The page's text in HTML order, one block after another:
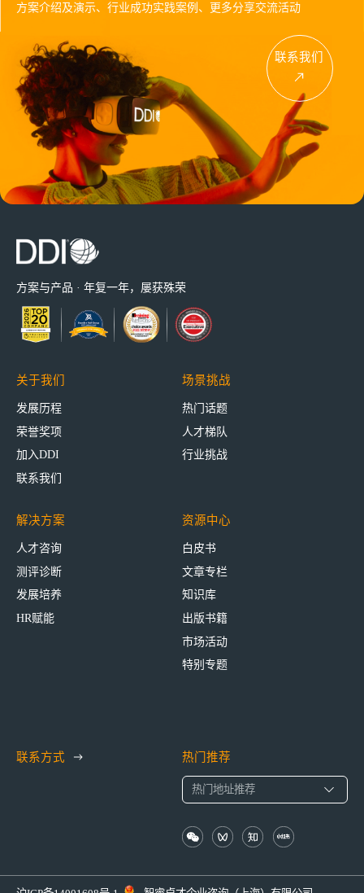
方案介绍及演示、行业成功实践案例、更多分享交流活动
联系我们
方案与产品 · 年复一年，屡获殊荣
关于我们
发展历程
荣誉奖项
加入DDI
联系我们
场景挑战
热门话题
人才梯队
行业挑战
解决方案
人才咨询
测评诊断
发展培养
HR赋能
资源中心
白皮书
文章专栏
知识库
出版书籍
市场活动
特别专题
联系方式 热门推荐